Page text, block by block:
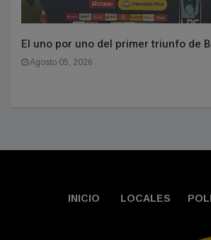
El uno por uno del primer triunfo de
Agosto 05, 2026
INICIO LOCALES